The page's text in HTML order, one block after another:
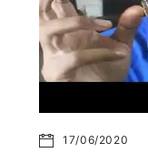
17/06/2020